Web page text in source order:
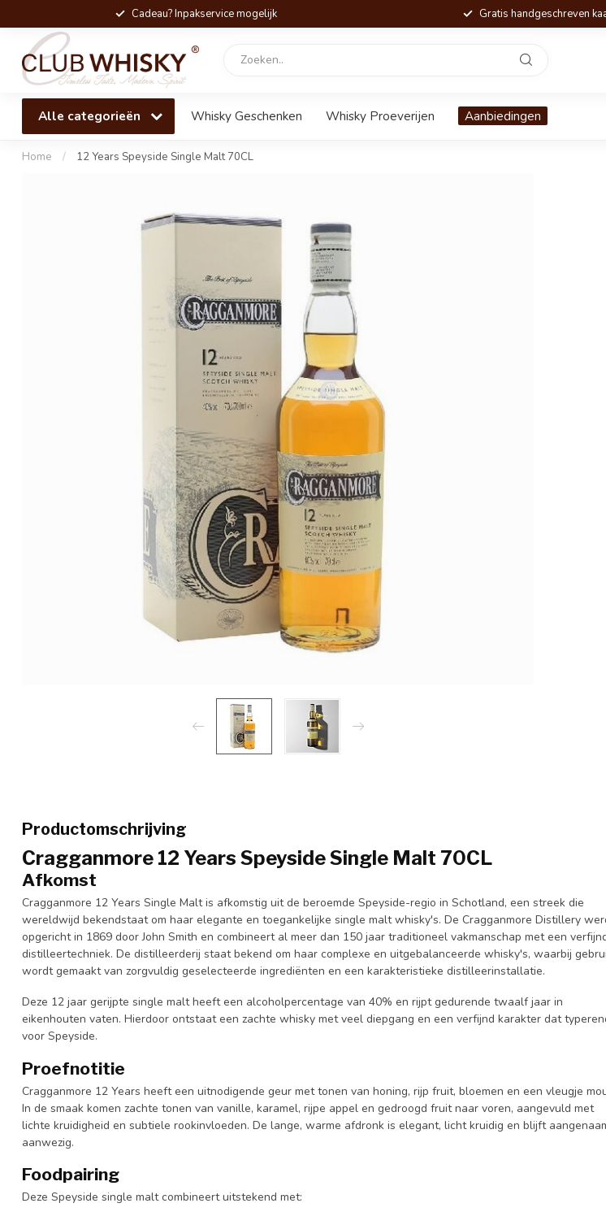
Cadeau? Inpakservice mogelijk Gratis handgeschreven
Alle categorieën Whisky Geschenken Whisky Proeverijen Aanbiedingen
Home / 12 Years Speyside Single Malt 70CL
Productomschrijving
Cragganmore 12 Years Speyside Single Malt 70CL
Afkomst
Cragganmore 12 Years Single Malt is afkomstig uit de beroemde Speyside-regio in Schotland, een streek die
wereldwijd bekendstaat om haar elegante en toegankelijke single malt whisky's. De Cragganmore Distillery
opgericht in 1869 door John Smith en combineert al meer dan 150 jaar traditioneel vakmanschap met een
distilleertechniek. De distilleerderij staat bekend om haar complexe en uitgebalanceerde whisky's, waarbij
wordt gemaakt van zorgvuldig geselecteerde ingrediënten en een karakteristieke distilleerinstallatie.
Deze 12 jaar gerijpte single malt heeft een alcoholpercentage van 40% en rijpt gedurende twaalf jaar in
eikenhouten vaten. Hierdoor ontstaat een zachte whisky met veel diepgang en een verfijnd karakter dat
voor Speyside.
Proefnotitie
Cragganmore 12 Years heeft een uitnodigende geur met tonen van honing, rijp fruit, bloemen en een vleugje
In de smaak komen zachte tonen van vanille, karamel, rijpe appel en gedroogd fruit naar voren, aangevuld met
lichte kruidigheid en subtiele rookinvloeden. De lange, warme afdronk is elegant, licht kruidig en blijft
aanwezig.
Foodpairing
Deze Speyside single malt combineert uitstekend met: